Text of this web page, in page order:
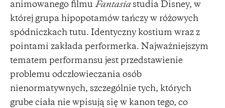
animowanego filmu Fantasiastudia Disney, w
której grupa hipopotamów tańczy w różowych
spódniczkach tutu. Identyczny kostium wraz z
pointami zakłada performerka. Najważniejszym
tematem performansu jest przedstawienie
problemu odczłowieczania osób
nienormatywnych, szczególnie tych, których
grube ciała nie wpisują się w kanon tego, co